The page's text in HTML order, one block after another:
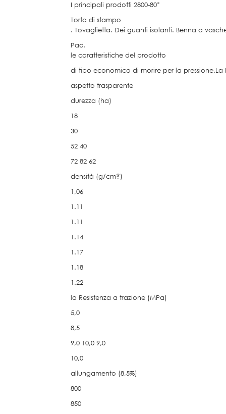
I principali prodotti 2800-80*
Torta di stampo
. Tovaglietta. Dei guanti isolanti. Benna a
Pad.
le caratteristiche del prodotto
di tipo economico di morire per la
aspetto trasparente
durezza (ha)
18
30
52 40
72 82 62
densità (g/cm?)
1,06
1.11
1.11
1.14
1.17
1.18
1.22
la Resistenza a trazione (MPa)
5,0
8,5
9,0 10,0 9,0
10,0
allungamento (8,5%)
800
850